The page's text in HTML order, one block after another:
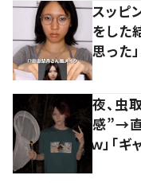
スッピ
をした
思った
夜、虫
感”→直
ｗ」「